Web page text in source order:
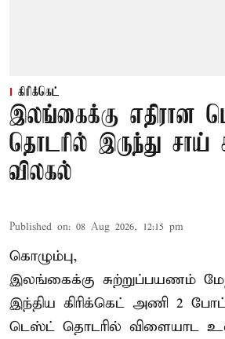
கிரிக்கெட்
இலங்கைக்கு எதிரான
தொடரில் இருந்து சாய்
விலகல்
Published on: 08 Aug 2026, 12:15 pm
கொழும்பு,
இலங்கைக்கு சுற்றுப்பயணம்
இந்திய கிரிக்கெட் அணி 2
டெஸ்ட் தொடரில் விளையாட